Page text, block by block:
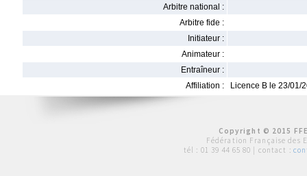
Arbitre national :
Arbitre fide :
Initiateur :
Animateur :
Entraîneur :
Affiliation :
Licence B le 23/01/
Copyright © 2015
Fédération Française des
tél : 01 39 44 65 80 | contact :